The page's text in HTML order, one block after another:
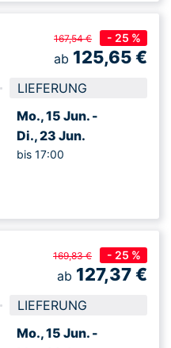
LIEFERUNG
Mo., 15 Jun. -
Di., 23 Jun.
bis 17:00
167,54 € - 25 %
ab 125,65€
LIEFERUNG
Mo., 15 Jun. -
169,83 € - 25 %
ab 127,37€